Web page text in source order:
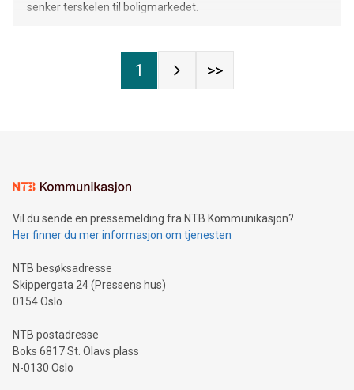
senker terskelen til boligmarkedet.
1 >>
Vil du sende en pressemelding fra NTB Kommunikasjon?
Her finner du mer informasjon om tjenesten
NTB besøksadresse
Skippergata 24 (Pressens hus)
0154 Oslo
NTB postadresse
Boks 6817 St. Olavs plass
N-0130 Oslo